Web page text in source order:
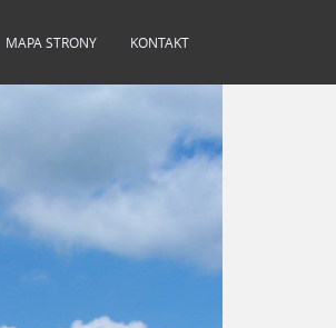
MAPA STRONY KONTAKT